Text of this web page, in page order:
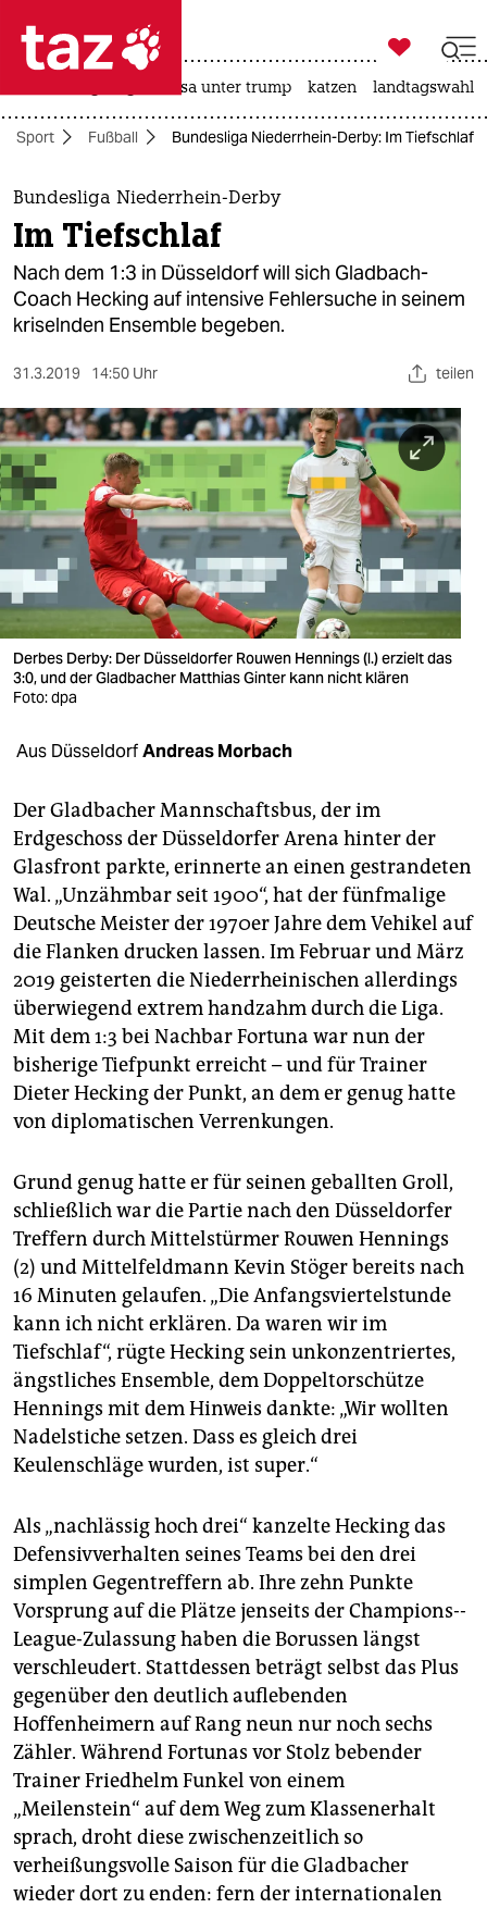
 taz zahl ich
taz zahl ich
themen
politik
öko
sport
berlin
nord
wahrheit
verlag
verlag
shop
fragen & hilfe
unterstützen
abo
genossenschaft
epaper login

taz zahl ich
usa unter trump katzen landtagswahl
Sport Fußball Bundesliga Niederrhein-Derby: Im Tiefschlaf
Bundesliga Niederrhein-Derby
Im Tiefschlaf
Nach dem 1:3 in Düsseldorf will sich Gladbach-
Coach Hecking auf intensive Fehlersuche in seinem
kriselnden Ensemble begeben.
31.3.2019 14:50 Uhr teilen
Derbes Derby: Der Düssel­dorfer Rouwen Hennings (l.) erzielt das
3:0, und der Gladbacher Matthias Ginter kann nicht klären
Foto: dpa
Aus DüsseldorfAndreas Morbach
Der Gladbacher Mannschaftsbus, der im
Erdgeschoss der Düsseldorfer Arena hinter der
Glasfront parkte, erinnerte an einen gestrandeten
Wal. „Unzähmbar seit 1900“, hat der fünfmalige
Deutsche Meister der 1970er Jahre dem Vehikel auf
die Flanken drucken lassen. Im Februar und März
2019 geisterten die Niederrheinischen allerdings
überwiegend extrem handzahm durch die Liga.
Mit dem 1:3 bei Nachbar Fortuna war nun der
bisherige Tiefpunkt erreicht – und für Trainer
Dieter Hecking der Punkt, an dem er genug hatte
von diplomatischen Verrenkungen.
Grund genug hatte er für seinen geballten Groll,
schließlich war die Partie nach den Düsseldorfer
Treffern durch Mittelstürmer Rouwen Hennings
(2) und Mittelfeldmann Kevin Stöger bereits nach
16 Minuten gelaufen. „Die Anfangsviertelstunde
kann ich nicht erklären. Da waren wir im
Tiefschlaf“, rügte Hecking sein unkonzentriertes,
ängstliches Ensemble, dem Doppeltorschütze
Hennings mit dem Hinweis dankte: „Wir wollten
Nadelstiche setzen. Dass es gleich drei
Keulenschläge wurden, ist super.“
Als „nachlässig hoch drei“ kanzelte Hecking das
Defensivverhalten seines Teams bei den drei
simplen Gegentreffern ab. Ihre zehn Punkte
Vorsprung auf die Plätze jenseits der Cham­pions-­
League-­Zulassung haben die Borussen längst
verschleudert. Stattdessen beträgt selbst das Plus
gegenüber den deutlich auflebenden
Hoffenheimern auf Rang neun nur noch sechs
Zähler. Während Fortunas vor Stolz bebender
Trainer Friedhelm Funkel von einem
„Meilenstein“ auf dem Weg zum Klassenerhalt
sprach, droht diese zwischenzeitlich so
verheißungsvolle Saison für die Gladbacher
wieder dort zu enden: fern der internationalen